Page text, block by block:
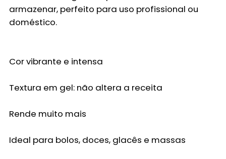
armazenar, perfeito para uso profissional ou
doméstico.
Cor vibrante e intensa
Textura em gel: não altera a receita
Rende muito mais
Ideal para bolos, doces, glacês e massas